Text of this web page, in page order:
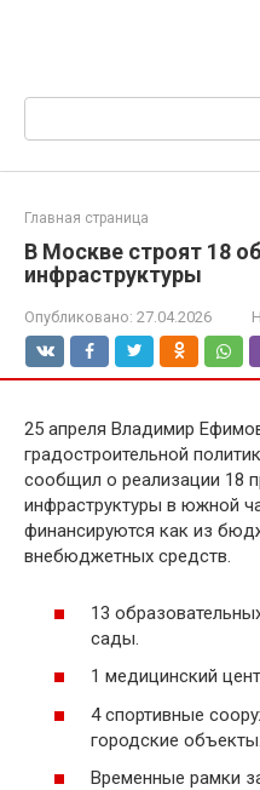
Поиск:
Главная страница
В Москве строят 18
инфраструктуры
Опубликовано: 27.04.2026
25 апреля Владимир
градостроительной
сообщил о реализации 18
инфраструктуры в южной
финансируются как из
внебюджетных средств.
13
сады.
1 медицинский
4 спортивные
городские объекты.
Временные рамки